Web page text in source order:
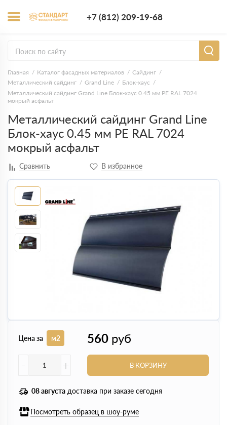
+7 (812) 209-19-68
Главная Каталог фасадных материалов
Сайдинг
Металлический сайдинг
Grand Line
Блок-хаус
Металлический сайдинг Grand Line Блок-хаус 0.45 мм PE RAL 7024
мокрый асфальт
Металлический сайдинг Grand Line
Блок-хаус 0.45 мм PE RAL 7024
мокрый асфальт
Цена за м2 560 руб
-
+ В КОРЗИНУ
08 августа доставка при заказе сегодня
Посмотреть образец в шоу-руме